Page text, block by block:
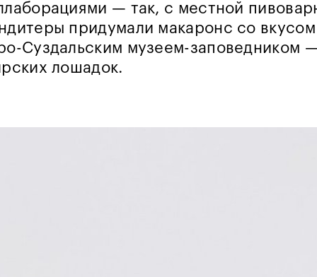
— так, с местной
придумали макаронс со
Суздальским музеем-заповедником
лошадок.